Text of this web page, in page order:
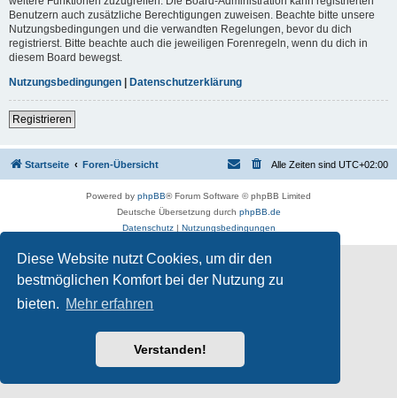
Diese Website nutzt Cookies, um dir den
bestmöglichen Komfort bei der Nutzung zu
bieten. Mehr erfahren
Verstanden!
Benutzern auch zusätzliche Berechtigungen zuweisen. Beachte bitte unsere
Nutzungsbedingungen und die verwandten Regelungen, bevor du dich
registrierst. Bitte beachte auch die jeweiligen Forenregeln, wenn du dich in
diesem Board bewegst.
Nutzungsbedingungen | Datenschutzerklärung
Registrieren
Startseite Foren-Übersicht Alle Zeiten sind UTC+02:00
Powered by phpBB® Forum Software © phpBB Limited
Deutsche Übersetzung durch phpBB.de
Datenschutz| Nutzungsbedingungen